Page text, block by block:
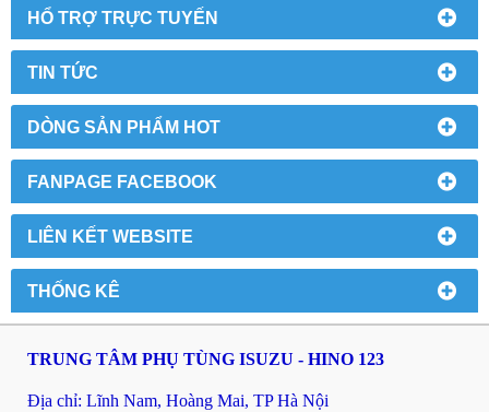
HỔ TRỢ TRỰC TUYẾN
TIN TỨC
DÒNG SẢN PHẨM HOT
FANPAGE FACEBOOK
LIÊN KẾT WEBSITE
THỐNG KÊ
TRUNG TÂM PHỤ TÙNG ISUZU - HINO 123
Địa chỉ: Lĩnh Nam, Hoàng Mai, TP Hà Nội